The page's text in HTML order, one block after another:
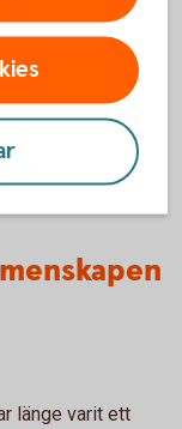
som var med
Bava som
ochen trogen
små orter kan
finns.
länge varit ett